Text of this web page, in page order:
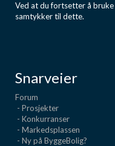
Ved at du fortsetter å bruke
samtykker til dette.
Snarveier
Forum
- Prosjekter
- Konkurranser
- Markedsplassen
- Ny på ByggeBolig?